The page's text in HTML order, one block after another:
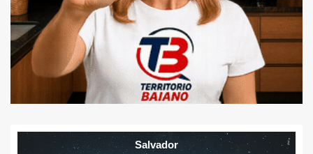
Salvador